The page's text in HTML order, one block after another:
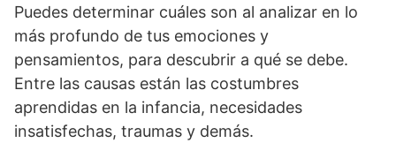
Puedes determinar cuáles son al analizar en lo
más profundo de tus emociones y
pensamientos, para descubrir a qué se debe.
Entre las causas están las costumbres
aprendidas en la infancia, necesidades
insatisfechas, traumas y demás.